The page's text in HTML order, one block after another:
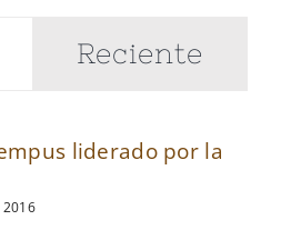
Reciente
liderado por la